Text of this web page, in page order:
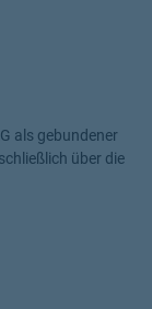
als gebundener
über die